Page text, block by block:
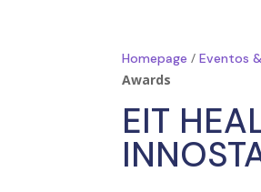
Homepage /Eventos
Awards
EIT